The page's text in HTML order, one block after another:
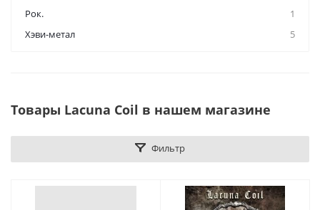
Рок.
1
Хэви-метал
5
Товары Lacuna Coil в нашем магазине
Фильтр